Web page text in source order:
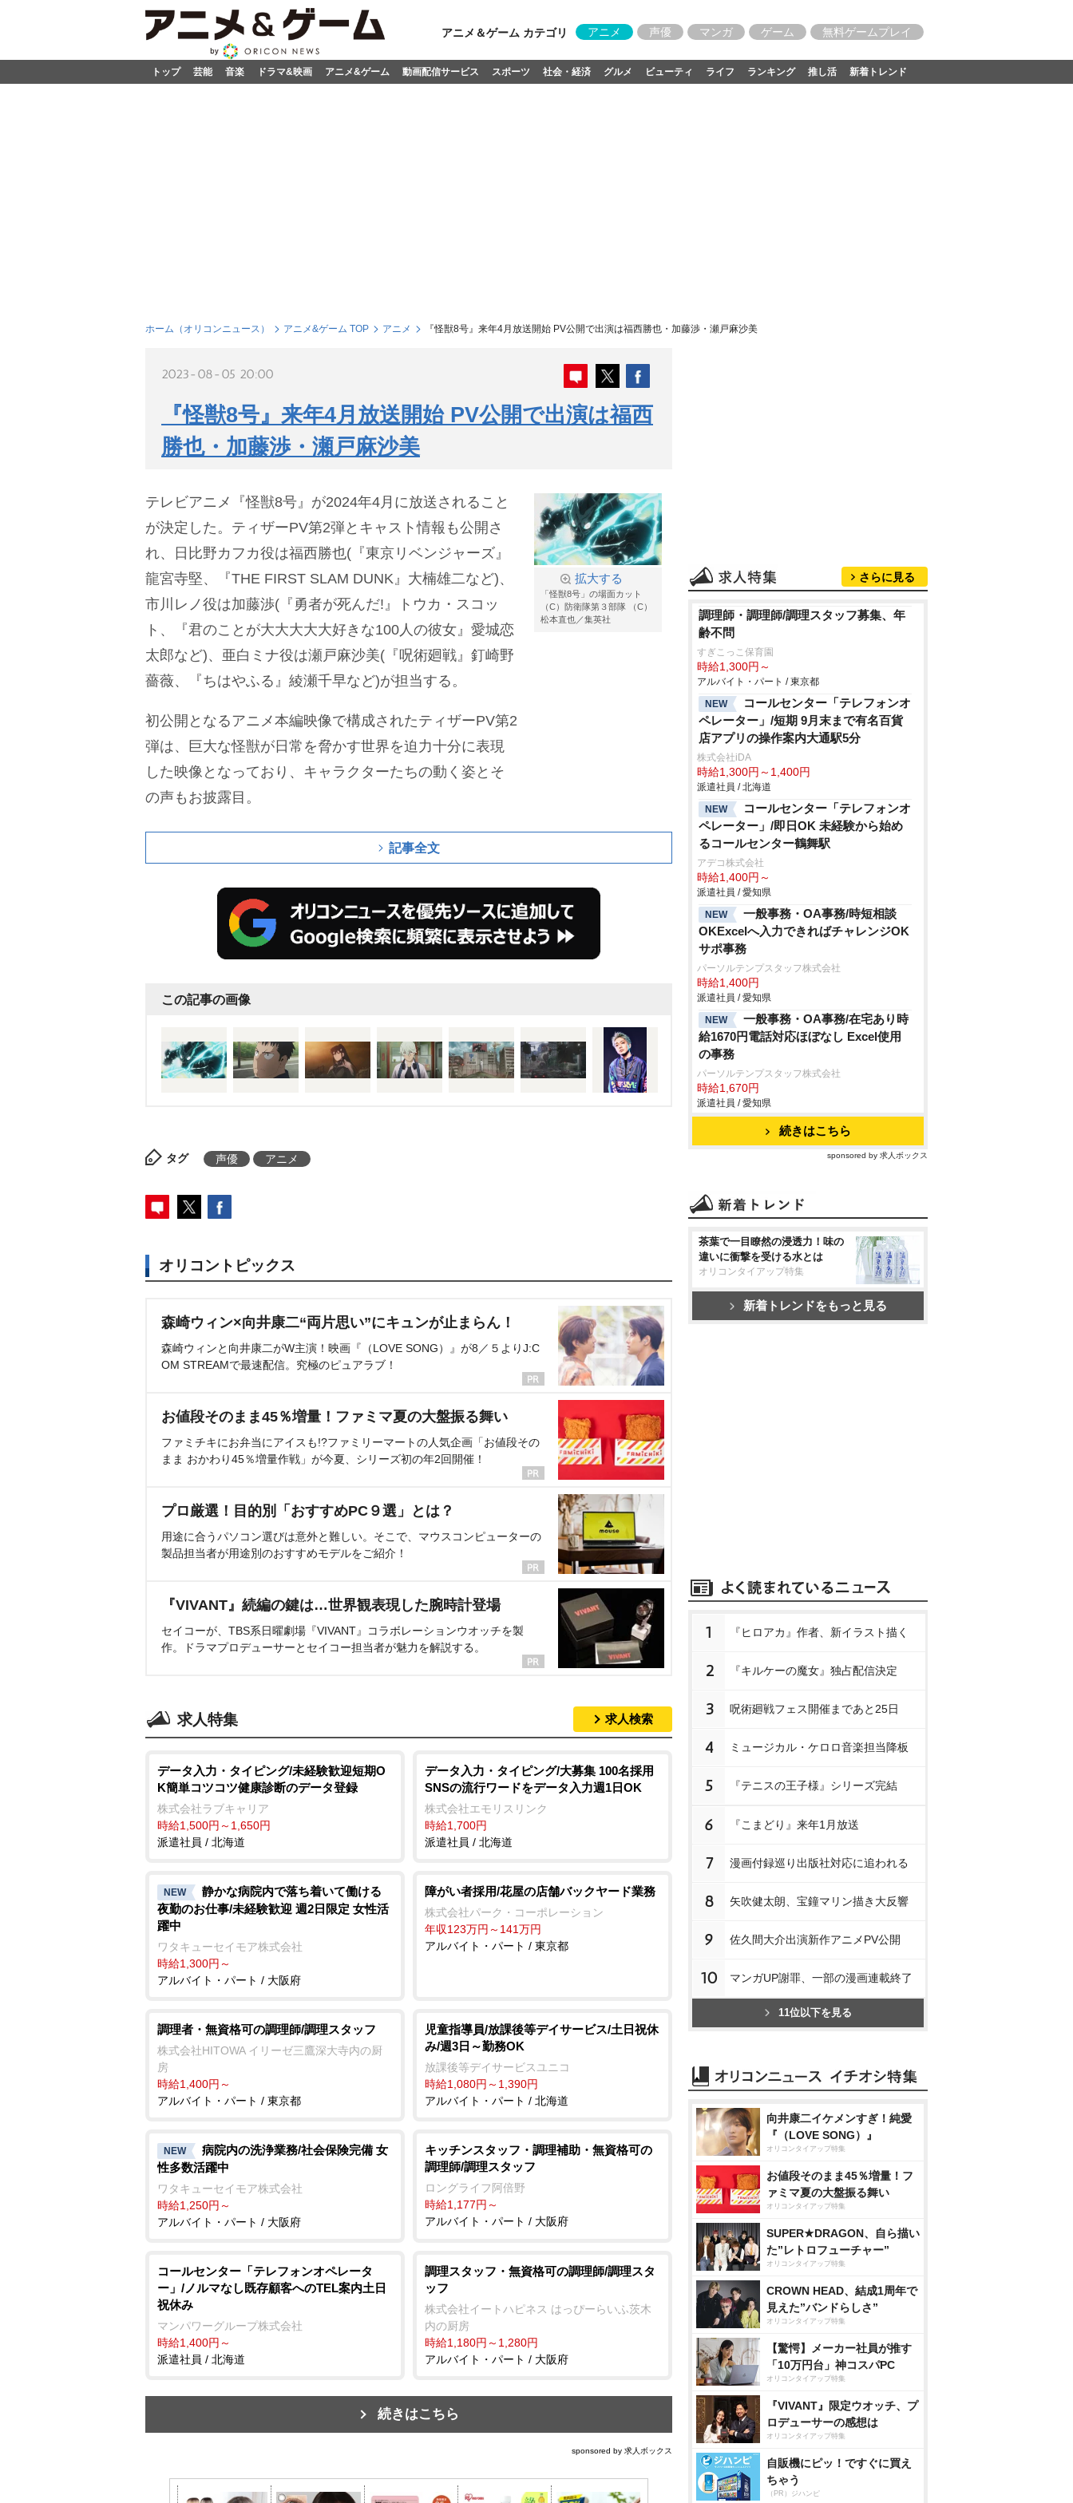
アニメ＆ゲーム カテゴリ アニメ 声優 マンガ ゲーム 無料ゲームプレイ
トップ 芸能 音楽 ドラマ&映画 アニメ&ゲーム 動画配信サービス スポーツ 社会・経済 グルメ ビューティ ライフ ランキング 推し活 新着トレンド
ホーム（オリコンニュース） アニメ&ゲーム TOP アニメ 『怪獣8号』来年4月放送開始 PV公開で出演は福西勝也・加藤渉・瀬戸麻沙美
2023-08-05 20:00
『怪獣8号』来年4月放送開始 PV公開で出演は福西
勝也・加藤渉・瀬戸麻沙美
拡大する
「怪獣8号」の場面カット
（C）防衛隊第３部隊 （C）
松本直也／集英社
テレビアニメ『怪獣8号』が2024年4月に放送されること
が決定した。ティザーPV第2弾とキャスト情報も公開さ
れ、日比野カフカ役は福西勝也(『東京リベンジャーズ』
龍宮寺堅、『THE FIRST SLAM DUNK』大楠雄二など)、
市川レノ役は加藤渉(『勇者が死んだ!』トウカ・スコッ
ト、『君のことが大大大大大好きな100人の彼女』愛城恋
太郎など)、亜白ミナ役は瀬戸麻沙美(『呪術廻戦』釘崎野
薔薇、『ちはやふる』綾瀬千早など)が担当する。
初公開となるアニメ本編映像で構成されたティザーPV第2
弾は、巨大な怪獣が日常を脅かす世界を迫力十分に表現
した映像となっており、キャラクターたちの動く姿とそ
の声もお披露目。
記事全文
この記事の画像
タグ 声優 アニメ
オリコントピックス
森崎ウィン×向井康二“両片思い”にキュンが止まらん！
森崎ウィンと向井康二がW主演！映画『（LOVE SONG）』が8／５よりJ:C
OM STREAMで最速配信。究極のピュアラブ！
お値段そのまま45％増量！ファミマ夏の大盤振る舞い
ファミチキにお弁当にアイスも!?ファミリーマートの人気企画「お値段その
まま おかわり45％増量作戦」が今夏、シリーズ初の年2回開催！
プロ厳選！目的別「おすすめPC９選」とは？
用途に合うパソコン選びは意外と難しい。そこで、マウスコンピューターの
製品担当者が用途別のおすすめモデルをご紹介！
『VIVANT』続編の鍵は…世界観表現した腕時計登場
セイコーが、TBS系日曜劇場『VIVANT』コラボレーションウオッチを製
作。ドラマプロデューサーとセイコー担当者が魅力を解説する。
求人特集 求人検索
データ入力・タイピング/未経験歓迎短期O
K簡単コツコツ健康診断のデータ登録
株式会社ラブキャリア
時給1,500円～1,650円
派遣社員 / 北海道
データ入力・タイピング/大募集 100名採用
SNSの流行ワードをデータ入力週1日OK
株式会社エモリスリンク
時給1,700円
派遣社員 / 北海道
NEW
静かな病院内で落ち着いて働ける
夜勤のお仕事/未経験歓迎 週2日限定 女性活
躍中
ワタキューセイモア株式会社
時給1,300円～
アルバイト・パート / 大阪府
障がい者採用/花屋の店舗バックヤード業務
株式会社パーク・コーポレーション
年収123万円～141万円
アルバイト・パート / 東京都
調理者・無資格可の調理師/調理スタッフ
株式会社HITOWA イリーゼ三鷹深大寺内の厨
房
時給1,400円～
アルバイト・パート / 東京都
児童指導員/放課後等デイサービス/土日祝休
み/週3日～勤務OK
放課後等デイサービスユニコ
時給1,080円～1,390円
アルバイト・パート / 北海道
NEW
病院内の洗浄業務/社会保険完備 女
性多数活躍中
ワタキューセイモア株式会社
時給1,250円～
アルバイト・パート / 大阪府
キッチンスタッフ・調理補助・無資格可の
調理師/調理スタッフ
ロングライフ阿倍野
時給1,177円～
アルバイト・パート / 大阪府
コールセンター「テレフォンオペレータ
ー」/ノルマなし既存顧客へのTEL案内土日
祝休み
マンパワーグループ株式会社
時給1,400円～
派遣社員 / 北海道
調理スタッフ・無資格可の調理師/調理スタ
ッフ
株式会社イートハピネス はっぴーらいふ茨木
内の厨房
時給1,180円～1,280円
アルバイト・パート / 大阪府
続きはこちら
sponsored by 求人ボックス
さらに見る
調理師・調理師/調理スタッフ募集、年
齢不問
すぎこっこ保育園
時給1,300円～
アルバイト・パート / 東京都
NEW
コールセンター「テレフォンオ
ペレーター」/短期 9月末まで有名百貨
店アプリの操作案内大通駅5分
株式会社iDA
時給1,300円～1,400円
派遣社員 / 北海道
NEW
コールセンター「テレフォンオ
ペレーター」/即日OK 未経験から始め
るコールセンター鶴舞駅
アデコ株式会社
時給1,400円～
派遣社員 / 愛知県
NEW
一般事務・OA事務/時短相談
OKExcelへ入力できればチャレンジOK
サポ事務
パーソルテンプスタッフ株式会社
時給1,400円
派遣社員 / 愛知県
NEW
一般事務・OA事務/在宅あり時
給1670円電話対応ほぼなし Excel使用
の事務
パーソルテンプスタッフ株式会社
時給1,670円
派遣社員 / 愛知県
続きはこちら
sponsored by 求人ボックス
茶葉で一目瞭然の浸透力！味の
違いに衝撃を受ける水とは
オリコンタイアップ特集
新着トレンドをもっと見る
1 『ヒロアカ』作者、新イラスト描く
2 『キルケーの魔女』独占配信決定
3 呪術廻戦フェス開催まであと25日
4 ミュージカル・ケロロ音楽担当降板
5 『テニスの王子様』シリーズ完結
6 『こまどり』来年1月放送
7 漫画付録巡り出版社対応に追われる
8 矢吹健太朗、宝鐘マリン描き大反響
9 佐久間大介出演新作アニメPV公開
10 マンガUP謝罪、一部の漫画連載終了
11位以下を見る
向井康二イケメンすぎ！純愛
『（LOVE SONG）』
オリコンタイアップ特集
お値段そのまま45％増量！フ
ァミマ夏の大盤振る舞い
オリコンタイアップ特集
SUPER★DRAGON、自ら描い
た”レトロフューチャー”
オリコンタイアップ特集
CROWN HEAD、結成1周年で
見えた”バンドらしさ”
オリコンタイアップ特集
【驚愕】メーカー社員が推す
「10万円台」神コスパPC
オリコンタイアップ特集
『VIVANT』限定ウオッチ、プ
ロデューサーの感想は
オリコンタイアップ特集
自販機にピッ！ですぐに買え
ちゃう
（PR）ジハンピ